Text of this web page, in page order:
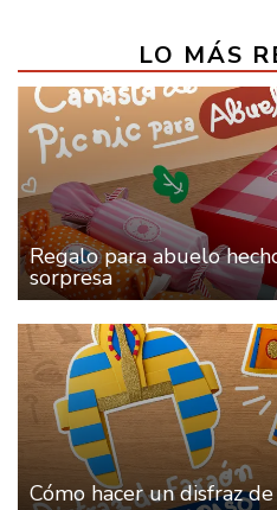
LO MÁS
Regalo para abuelo
sorpresa
Cómo hacer un disfraz